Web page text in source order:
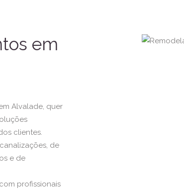
em
Alvalade, quer
clientes.
de
e de
profissionais